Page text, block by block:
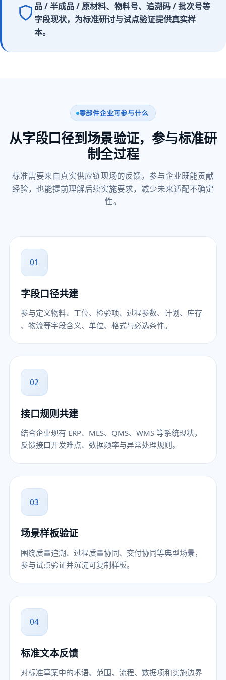
品 / 半成品 / 原材料、物料号、追溯码 / 批次号等
字段现状，为标准研讨与试点验证提供真实样
本。
零部件企业可参与什么
从字段口径到场景验证，参与标准研
制全过程
标准需要来自真实供应链现场的反馈。参与企业既能贡献
经验，也能提前理解后续实施要求，减少未来适配不确定
性。
01
字段口径共建
参与定义物料、工位、检验项、过程参数、计划、库存
、物流等字段含义、单位、格式与必选条件。
02
接口规则共建
结合企业现有 ERP、MES、QMS、WMS 等系统现状，
反馈接口开发难点、数据频率与异常处理规则。
03
场景样板验证
围绕质量追溯、过程质量协同、交付协同等典型场景，
参与试点验证并沉淀可复制样板。
04
标准文本反馈
对标准草案中的术语、范围、流程、数据项和实施边界